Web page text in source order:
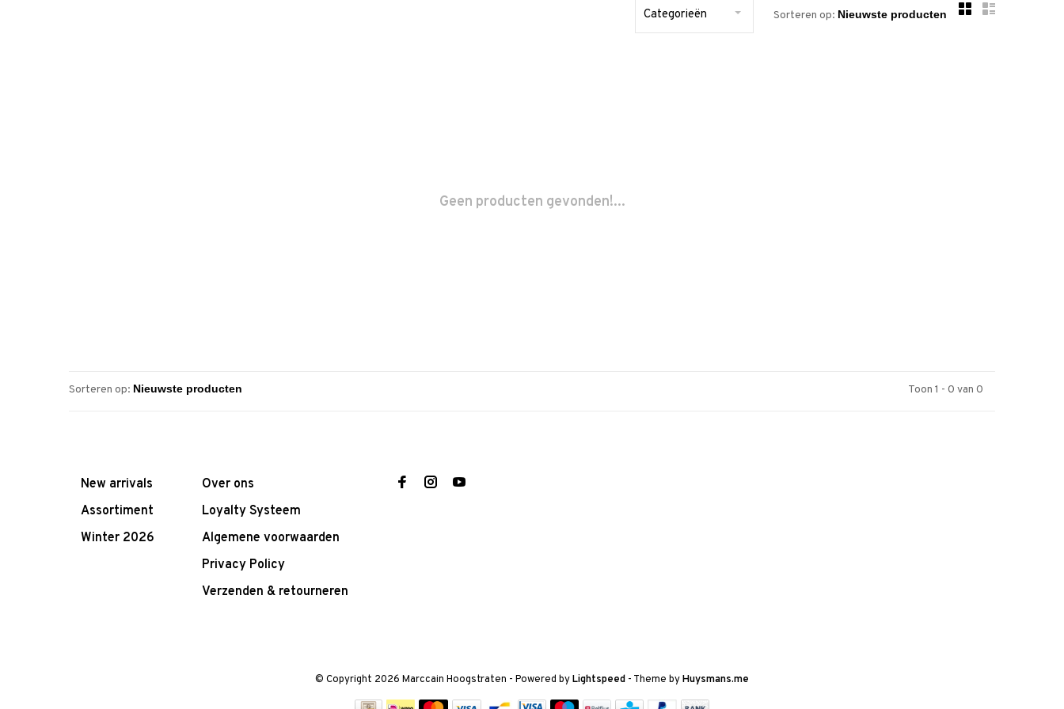
Categorieën Sorteren op:
Geen producten gevonden!...
Sorteren op: Toon 1 - 0 van 0
New arrivals
Assortiment
Winter 2026
Over ons
Loyalty Systeem
Algemene voorwaarden
Privacy Policy
Verzenden & retourneren
© Copyright 2026 Marccain Hoogstraten - Powered byLightspeed - Theme byHuysmans.me